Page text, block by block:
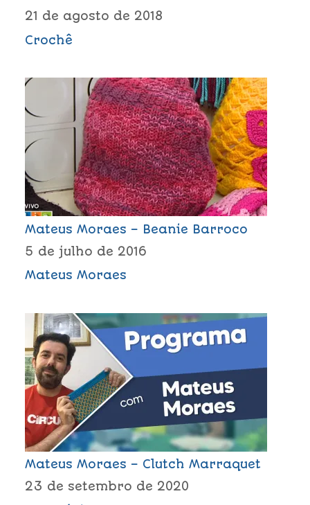
21 de agosto de 2018
Crochê
Mateus Moraes – Beanie Barroco
5 de julho de 2016
Mateus Moraes
Mateus Moraes – Clutch Marraquet
23 de setembro de 2020